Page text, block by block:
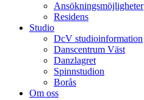
Ansökningsmöjligheter
Residens
Studio
DcV studioinformation
Danscentrum Väst
Danzlagret
Spinnstudion
Borås
Om oss